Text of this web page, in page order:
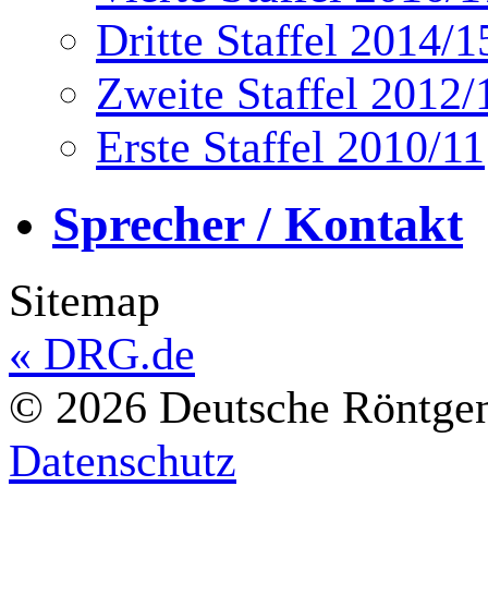
Dritte Staffel 2014/
Zweite Staffel 2012/
Erste Staffel 2010/11
Sprecher / Kontakt
Sitemap
« DRG.de
© 2026 Deutsche
Datenschutz